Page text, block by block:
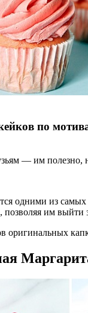
по
— им полезно,
одними из
позволяя им
оригинальных